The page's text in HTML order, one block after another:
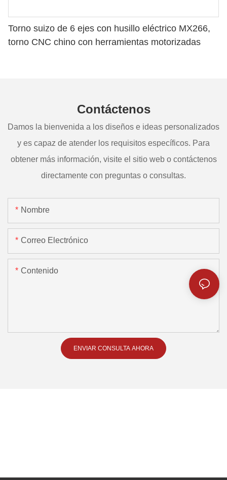
Torno suizo de 6 ejes con husillo eléctrico MX266,
torno CNC chino con herramientas motorizadas
Contáctenos
Damos la bienvenida a los diseños e ideas personalizados
y es capaz de atender los requisitos específicos. Para
obtener más información, visite el sitio web o contáctenos
directamente con preguntas o consultas.
Nombre
Correo Electrónico
Contenido
ENVIAR CONSULTA AHORA